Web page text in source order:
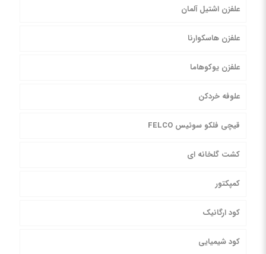
علفزن اشتیل آلمان
علفزن هاسکوارنا
علفزن یوکوهاما
علوفه خردکن
قیچی فلکو سوئیس FELCO
کشت گلخانه ای
کمپکتور
کود ارگانیک
کود شیمیایی